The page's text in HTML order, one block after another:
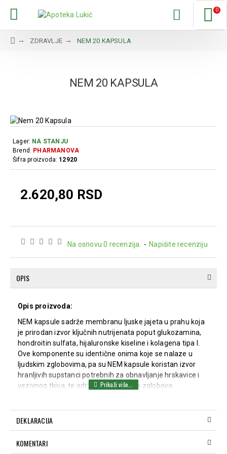
0
ZDRAVLJE NEM 20 KAPSULA
NEM 20 KAPSULA
Na osnovu 0 recenzija. - Napišite recenziju
2.620,80 RSD
Lager: NA STANJU
Brend: PHARMANOVA
Šifra proizvoda: 12920
OPIS
Opis proizvoda:
NEM kapsule sadrže membranu ljuske jajeta u prahu koja
je prirodan izvor ključnih nutrijenata poput glukozamina,
hondroitin sulfata, hijaluronske kiseline i kolagena tipa I.
Ove komponente su identične onima koje se nalaze u
ljudskim zglobovima, pa su NEM kapsule koristan izvor
hranljivih supstanci potrebnih za obnavljanje hrskavice i
vezivnog tkiva, te održavanje zdravlja zglobova.
Održava zdravlje zglobova.
dana redovne upotrebe.
DEKLARACIJA
KOMENTARI